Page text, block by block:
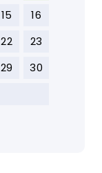
15
16
22
23
29
30